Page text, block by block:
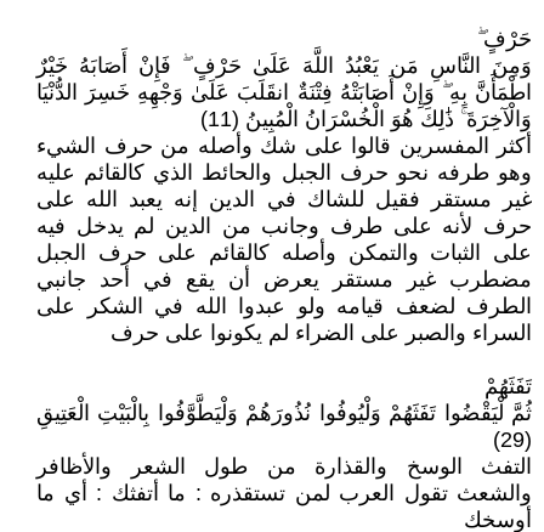
حَرْفٍ ۖ
وَمِنَ النَّاسِ مَن يَعْبُدُ اللَّهَ عَلَىٰ حَرْفٍ ۖ فَإِنْ أَصَابَهُ خَيْرٌ
اطْمَأَنَّ بِهِ ۖ وَإِنْ أَصَابَتْهُ فِتْنَةٌ انقَلَبَ عَلَىٰ وَجْهِهِ خَسِرَ الدُّنْيَا
وَالْآخِرَةَ ۚ ذَٰلِكَ هُوَ الْخُسْرَانُ الْمُبِينُ (11)
أكثر المفسرين قالوا على شك وأصله من حرف الشيء
وهو طرفه نحو حرف الجبل والحائط الذي كالقائم عليه
غير مستقر فقيل للشاك في الدين إنه يعبد الله على
حرف لأنه على طرف وجانب من الدين لم يدخل فيه
على الثبات والتمكن وأصله كالقائم على حرف الجبل
مضطرب غير مستقر يعرض أن يقع في أحد جانبي
الطرف لضعف قيامه ولو عبدوا الله في الشكر على
السراء والصبر على الضراء لم يكونوا على حرف
تَفَثَهُمْ
ثُمَّ لْيَقْضُوا تَفَثَهُمْ وَلْيُوفُوا نُذُورَهُمْ وَلْيَطَّوَّفُوا بِالْبَيْتِ الْعَتِيقِ
(29)
التفث الوسخ والقذارة من طول الشعر والأظافر
والشعث تقول العرب لمن تستقذره : ما أتفثك : أي ما
أوسخك